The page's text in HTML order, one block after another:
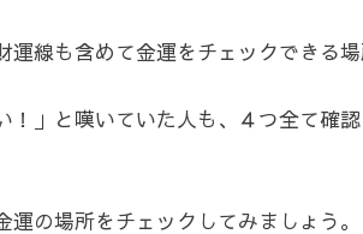
運線も含めて金運をチェックできる場
！」と嘆いていた人も、４つ全て確
運の場所をチェックしてみましょう。